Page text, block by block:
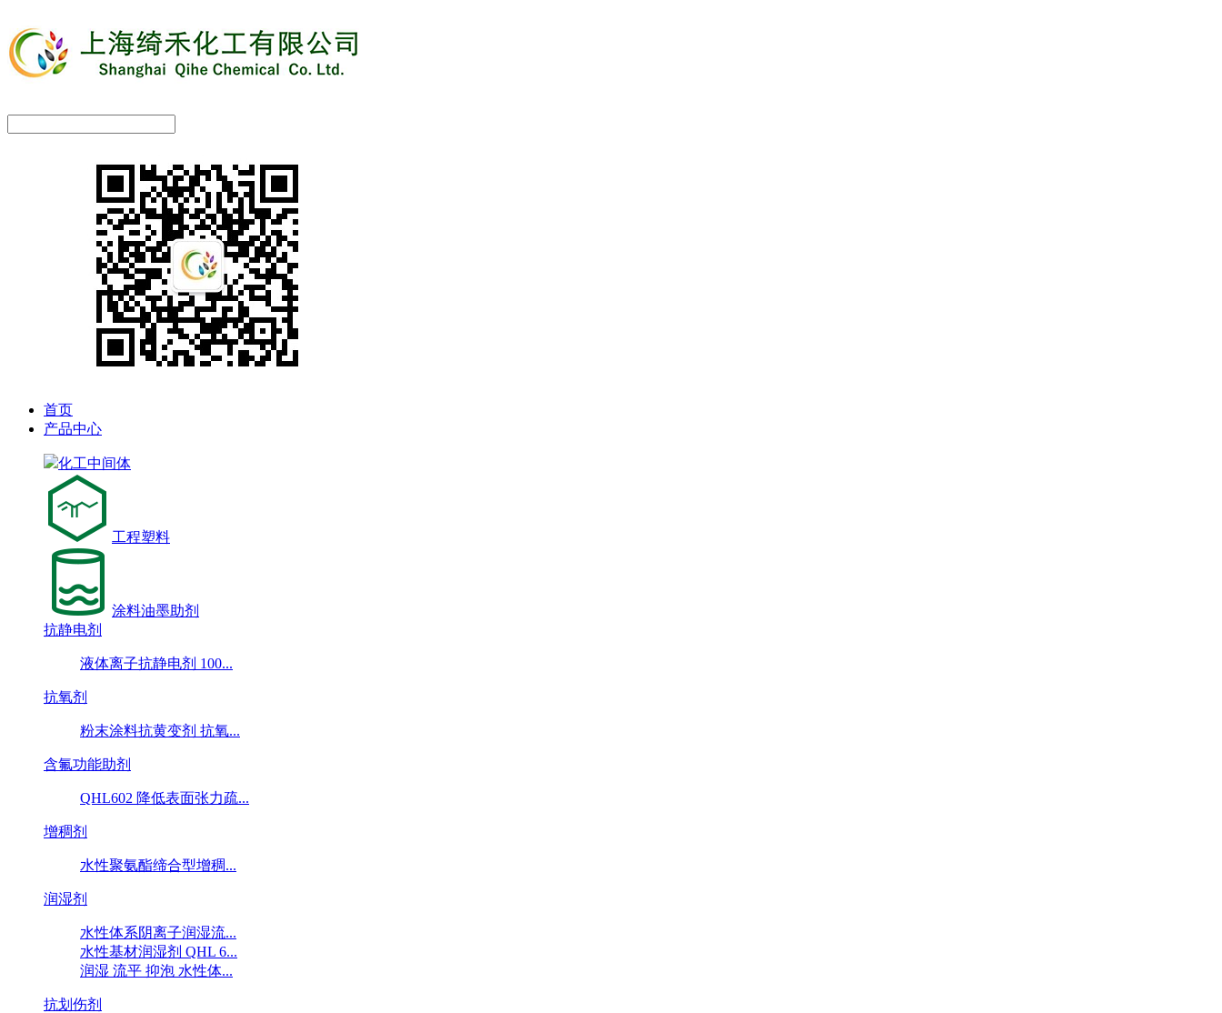
首页
产品中心
化工中间体
工程塑料
涂料油墨助剂
抗静电剂
液体离子抗静电剂 100...
抗氧剂
粉末涂料抗黄变剂 抗氧...
含氟功能助剂
QHL602 降低表面张力疏...
增稠剂
水性聚氨酯缔合型增稠...
润湿剂
水性体系阴离子润湿流...
水性基材润湿剂 QHL 6...
润湿 流平 抑泡 水性体...
抗划伤剂